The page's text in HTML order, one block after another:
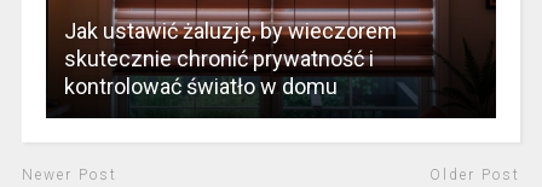
Jak ustawić żaluzje, by wieczorem
skutecznie chronić prywatność i
kontrolować światło w domu
Newer Post Older Post